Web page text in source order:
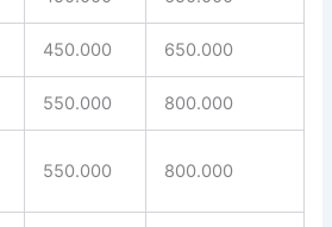
450.000 650.000
550.000 800.000
550.000 800.000